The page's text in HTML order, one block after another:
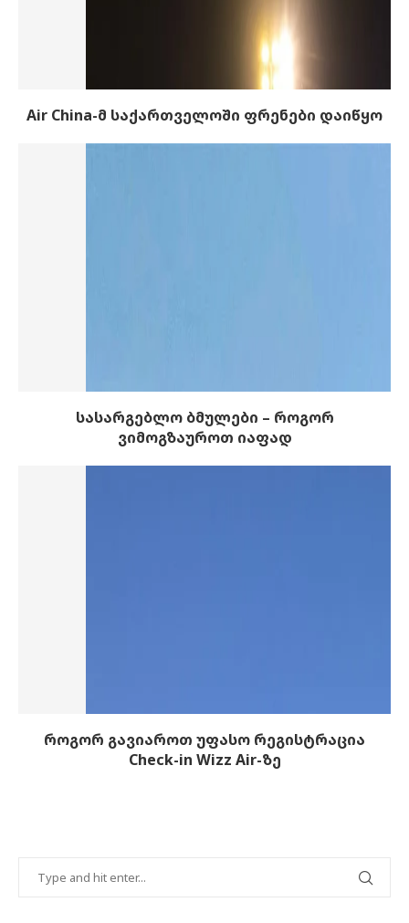
Air China-მ საქართველოში ფრენები დაიწყო
სასარგებლო ბმულები – როგორ
ვიმოგზაუროთ იაფად
როგორ გავიაროთ უფასო რეგისტრაცია
Check-in Wizz Air-ზე